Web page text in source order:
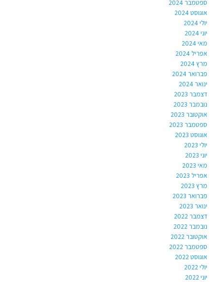
ספטמבר 2024
אוגוסט 2024
יולי 2024
יוני 2024
מאי 2024
אפריל 2024
מרץ 2024
פברואר 2024
ינואר 2024
דצמבר 2023
נובמבר 2023
אוקטובר 2023
ספטמבר 2023
אוגוסט 2023
יולי 2023
יוני 2023
מאי 2023
אפריל 2023
מרץ 2023
פברואר 2023
ינואר 2023
דצמבר 2022
נובמבר 2022
אוקטובר 2022
ספטמבר 2022
אוגוסט 2022
יולי 2022
יוני 2022